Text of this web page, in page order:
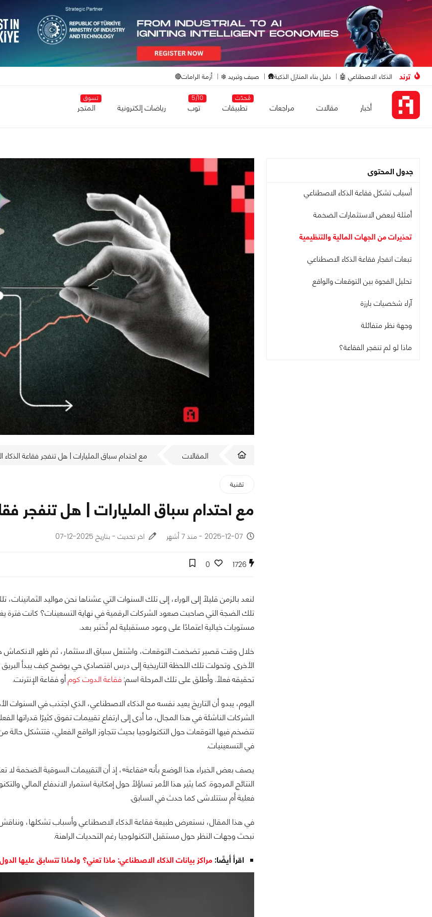
ترند الذكاء الاصطناعي 🤖 دليل بناء المنازل الذكية🛖 صيف وتبريد ❄️ أزمة الرامات🔴
أخبار مقالات مراجعات
مُحدّث
تطبيقات
5/10
توب رياضات إلكترونية
تسوق
المتجر
جدول المحتوى
أسباب تشكل فقاعة الذكاء الاصطناعي
أمثلة لبعض الاستثمارات الضخمة
تحذيرات من الجهات المالية والتنظيمية
تبعات انفجار فقاعة الذكاء الاصطناعي
تحليل الفجوة بين التوقعات والواقع
آراء شخصيات بارزة
وجهة نظر متفائلة
ماذا لو لم تنفجر الفقاعة؟
المقالات مع احتدام سباق المليارات | هل تنفجر فقاعة
تقنية
مع احتدام سباق المليارات | هل تنفجر
2025-12-07 - منذ 7 أشهر اخر تحديث - بتاريخ 2025-12-07
1726
0
لنعد بالزمن قليلًا إلى الوراء، إلى تلك السنوات التي عشناها نحن مواليد
تلك الضجة التي صاحبت صعود الشركات الرقمية في نهاية التسعينات؟ كانت
مستويات خيالية اعتمادًا على وعود مستقبلية لم تُختبر بعد.
خلال وقت قصير تضخمت التوقعات، واشتعل سباق الاستثمار، ثم ظهر
الأخرى. وتحولت تلك اللحظة التاريخية إلى درس اقتصادي حي يوضح كيف يبدأ
تحقيقه فعلًا. وأطلق على تلك المرحلة اسم: فقاعة الدوت كومأو فقاعة الإنترنت.
اليوم، يبدو أن التاريخ يعيد نفسه مع الذكاء الاصطناعي، الذي اجتذب في السنوات
الشركات الناشئة في هذا المجال، ما أدى إلى ارتفاع تقييمات تفوق كثيرًا قدراتها
تتضخم فيها التوقعات حول التكنولوجيا بحيث تتجاوز الواقع الفعلي، فتتشكل
في التسعينيات.
يصف بعض الخبراء هذا الوضع بأنه «فقاعة»، إذ أن التقييمات السوقية الضخمة
النتائج المرجوة. كما يثير هذا الأمر تساؤلًا حول إمكانية استمرار الاندفاع المالي
فعلية أم ستتلاشى كما حدث في السابق.
في هذا المقال، نستعرض طبيعة فقاعة الذكاء الاصطناعي وأسباب تشكلها، ونناقش
نبحث وجهات النظر حول مستقبل التكنولوجيا رغم التحديات الراهنة.
اقرأ أيضًا: مراكز بيانات الذكاء الاصطناعي: ماذا تعني؟ ولماذا تتسابق عليها